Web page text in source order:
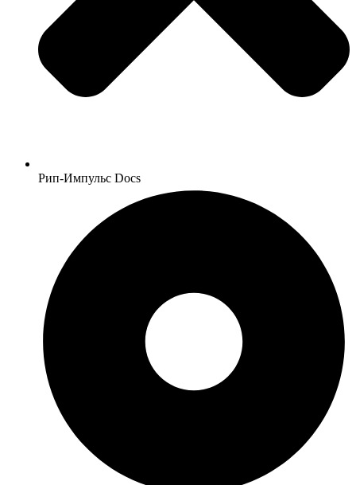
Рип-Импульс Docs